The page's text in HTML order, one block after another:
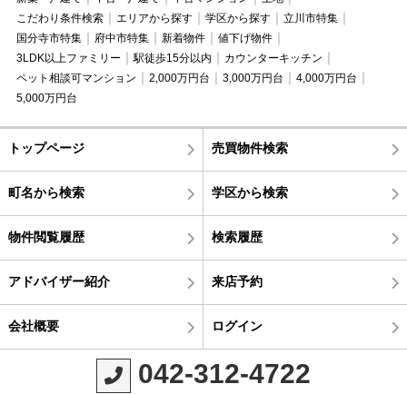
こだわり条件検索
エリアから探す 学区から探す
立川市特集
国分寺市特集
府中市特集 新着物件
値下げ物件
3LDK以上ファミリー
駅徒歩15分以内
カウンターキッチン
ペット相談可マンション
2,000万円台 3,000万円台
4,000万円台
5,000万円台
トップページ 売買物件検索
町名から検索 学区から検索
物件閲覧履歴 検索履歴
アドバイザー紹介 来店予約
会社概要 ログイン
042-312-4722